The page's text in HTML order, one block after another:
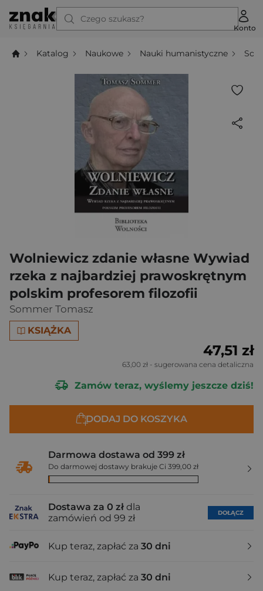
Czego szukasz?
Konto
Katalog Naukowe Nauki humanistyczne
Wolniewicz zdanie własne Wywiad
rzeka z najbardziej prawoskrętnym
polskim profesorem filozofii
Sommer Tomasz
KSIĄŻKA
47,51 zł
63,00 zł - sugerowana cena detaliczna
Zamów teraz, wyślemy jeszcze dziś!
DODAJ DO KOSZYKA
Darmowa dostawa od 399 zł
Do darmowej dostawy brakuje Ci 399,00 zł
Dostawa za 0 zł dla
zamówień od 99 zł
DOŁĄCZ
Kup teraz, zapłać za 30 dni
Kup teraz, zapłać za 30 dni